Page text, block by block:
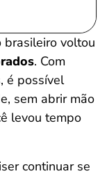
voltou
. Com
é possível
sem abrir mão
levou tempo
continuar se